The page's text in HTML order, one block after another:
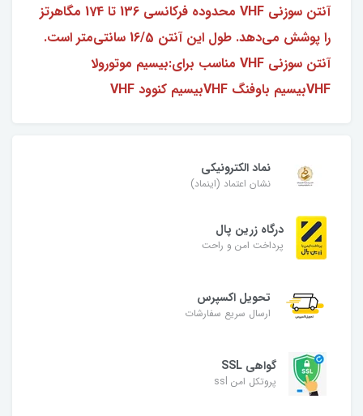
آنتن سوزنی VHF محدوده فرکانسی 136 تا 174 مگاهرتز
را پوشش می‌دهد. طول این آنتن 16/5 سانتی‌متر است.
آنتن سوزنی VHF مناسب برای:بیسیم موتورولا
VHFبیسیم باوفنگ VHFبیسیم کنوود VHF
نماد الکترونیکی
نشان اعتماد (اینماد)
درگاه زرین پال
پرداخت امن و راحت
تحویل اکسپرس
ارسال سریع سفارشات
گواهی SSL
پروتکل امن ssl